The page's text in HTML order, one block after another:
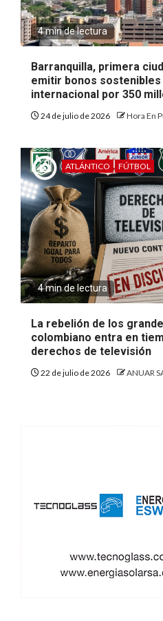
4 min de lectura
Barranquilla, primera
emitir bonos
internacional por 350
24 de julio de 2026 Hora En
ATLÁNTICO FÚTBOL
4 min de lectura
La rebelión de los
colombiano entra en
derechos de televisión
22 de julio de 2026 ANUAR